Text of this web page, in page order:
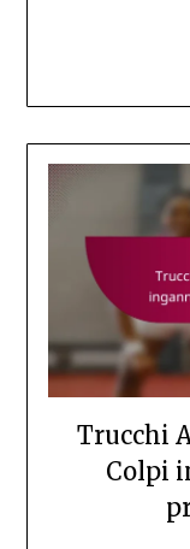
Trucchi
Colpi